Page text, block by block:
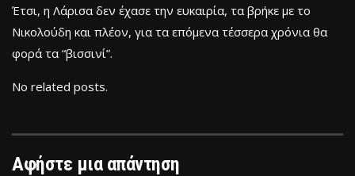
Έτσι, η Λάρισα δεν έχασε την ευκαιρία, τα βρήκε με το
Νικολούδη και πλέον, για τα επόμενα τέσσερα χρόνια θα
φορά τα “βισσινί”.
No related posts.
Αφήστε μια απάντηση